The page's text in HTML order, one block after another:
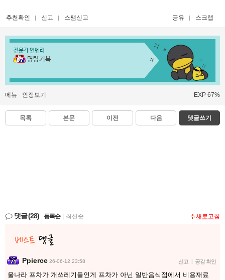
추천확인 신고 스팸신고 공유 스크랩
전문가 인벤러
명량거북
메뉴 인장보기 EXP 67%
목록 본문 이전 다음 댓글쓰기
댓글(28) 등록순 최신순 새로고침
Ppierce 26-06-12 23:58 신고 | 공감 확인
울나라 프차가 개쓰레기들인게 프차가 아닌 일반음식점에서 비용재료